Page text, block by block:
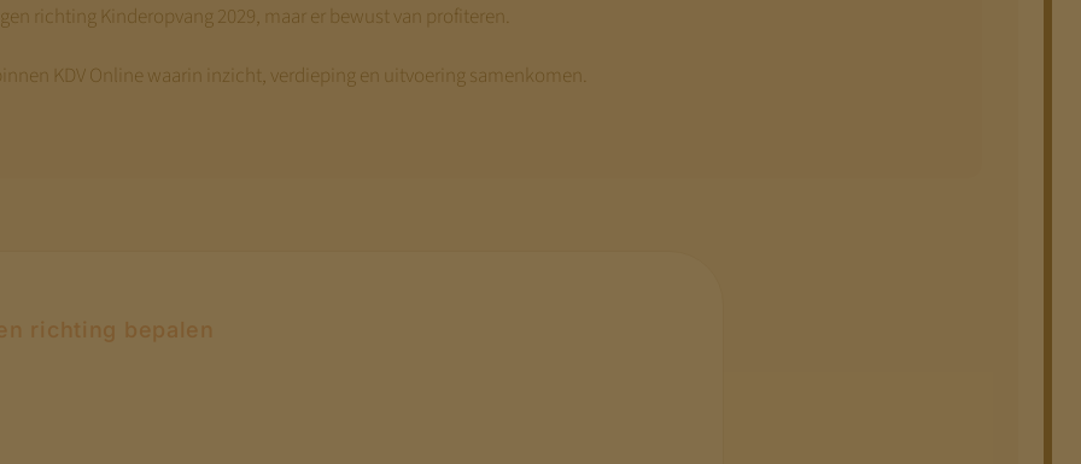
richting Kinderopvang 2029, maar er bewust van profiteren.
KDV Online waarin inzicht, verdieping en uitvoering samenkomen.
richting bepalen